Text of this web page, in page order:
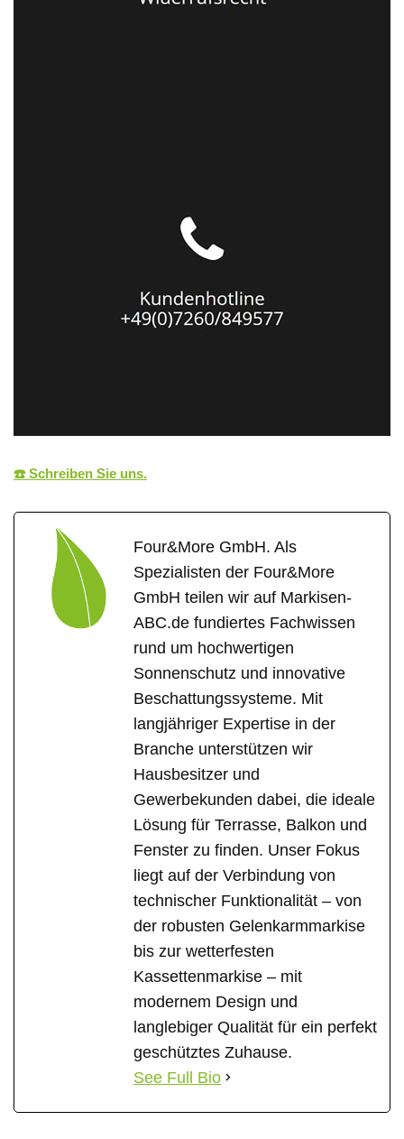
☎️ Schreiben Sie uns.
Four&More GmbH. Als
Spezialisten der Four&More
GmbH teilen wir auf Markisen-
ABC.de fundiertes Fachwissen
rund um hochwertigen
Sonnenschutz und innovative
Beschattungssysteme. Mit
langjähriger Expertise in der
Branche unterstützen wir
Hausbesitzer und
Gewerbekunden dabei, die ideale
Lösung für Terrasse, Balkon und
Fenster zu finden. Unser Fokus
liegt auf der Verbindung von
technischer Funktionalität – von
der robusten Gelenkarmmarkise
bis zur wetterfesten
Kassettenmarkise – mit
modernem Design und
langlebiger Qualität für ein perfekt
geschütztes Zuhause.
See Full Bio